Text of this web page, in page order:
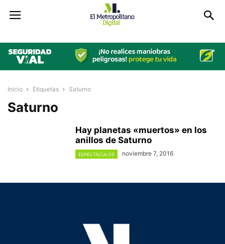
Inicio Etiquetas Saturno
Saturno
Hay planetas «muertos» en los
anillos de Saturno
ESPECTÁCULOS noviembre 7, 2016